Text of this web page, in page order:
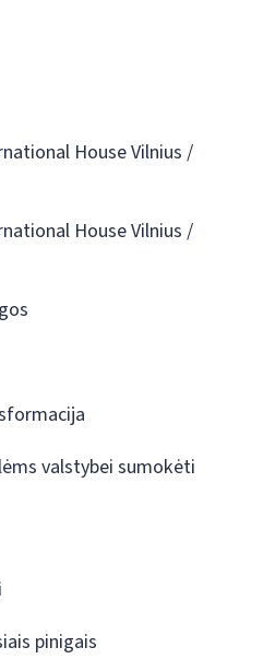
House Vilnius /
House Vilnius /
valstybei sumokėti
pinigais